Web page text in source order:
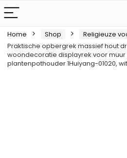
Home Shop Religieuze
Praktische opbergrek massief hout
woondecoratie displayrek voor
plantenpothouder 1Huiyang-01020, wit